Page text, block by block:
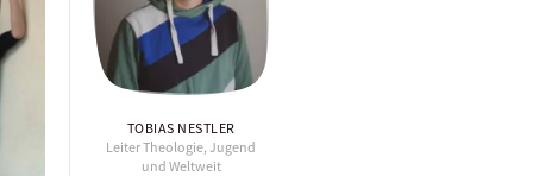
TOBIAS NESTLER
Leiter Theologie, Jugend
und Weltweit